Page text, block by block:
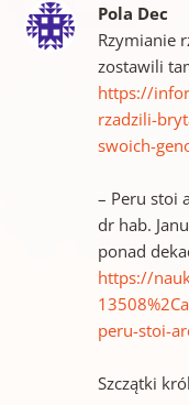
Pola Dec
Rzymianie
zostawili
https://
rzadzili-
swoich-
– Peru stoi
dr hab.
ponad
https://
peru-stoi-
Szczątki